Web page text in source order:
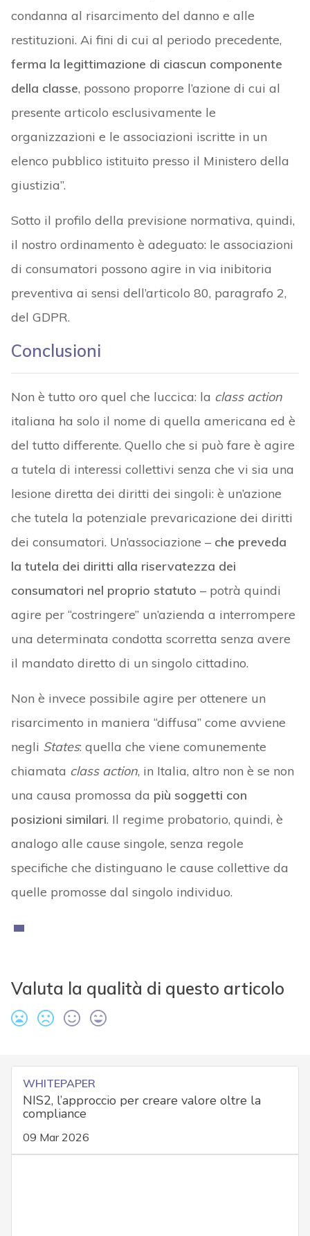
condanna al risarcimento del danno e alle
restituzioni. Ai fini di cui al periodo precedente,
ferma la legittimazione di ciascun componente
della classe, possono proporre l’azione di cui al
presente articolo esclusivamente le
organizzazioni e le associazioni iscritte in un
elenco pubblico istituito presso il Ministero della
giustizia”.
Sotto il profilo della previsione normativa, quindi,
il nostro ordinamento è adeguato: le associazioni
di consumatori possono agire in via inibitoria
preventiva ai sensi dell’articolo 80, paragrafo 2,
del GDPR.
Conclusioni
Non è tutto oro quel che luccica: la class action
italiana ha solo il nome di quella americana ed è
del tutto differente. Quello che si può fare è agire
a tutela di interessi collettivi senza che vi sia una
lesione diretta dei diritti dei singoli: è un’azione
che tutela la potenziale prevaricazione dei diritti
dei consumatori. Un’associazione – che preveda
la tutela dei diritti alla riservatezza dei
consumatori nel proprio statuto – potrà quindi
agire per “costringere” un’azienda a interrompere
una determinata condotta scorretta senza avere
il mandato diretto di un singolo cittadino.
Non è invece possibile agire per ottenere un
risarcimento in maniera “diffusa” come avviene
negli States: quella che viene comunemente
chiamata class action, in Italia, altro non è se non
una causa promossa da più soggetti con
posizioni similari. Il regime probatorio, quindi, è
analogo alle cause singole, senza regole
specifiche che distinguano le cause collettive da
quelle promosse dal singolo individuo.
Valuta la qualità di questo articolo
WHITEPAPER
NIS2, l’approccio per creare valore oltre la
compliance
09 Mar 2026